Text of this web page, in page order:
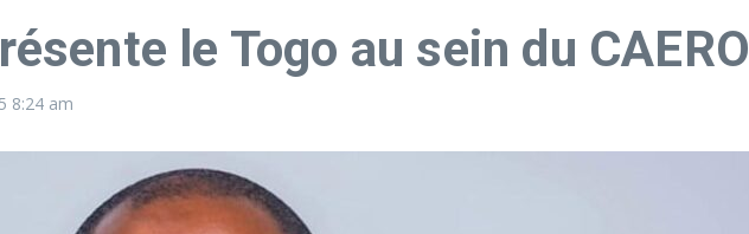
le Togo au sein du CAERO
8:24 am